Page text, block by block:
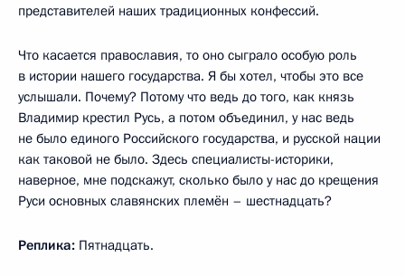
представителей наших традиционных конфессий.
Что касается православия, то оно сыграло особую роль
в истории нашего государства. Я бы хотел, чтобы это все
услышали. Почему? Потому что ведь до того, как князь
Владимир крестил Русь, а потом объединил, у нас ведь
не было единого Российского государства, и русской нации
как таковой не было. Здесь специалисты-историки,
наверное, мне подскажут, сколько было у нас до крещения
Руси основных славянских племён – шестнадцать?
Реплика: Пятнадцать.